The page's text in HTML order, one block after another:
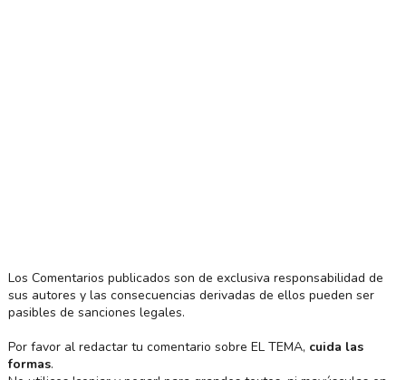
Los Comentarios publicados son de exclusiva responsabilidad de
sus autores y las consecuencias derivadas de ellos pueden ser
pasibles de sanciones legales.
Por favor al redactar tu comentario sobre EL TEMA, cuida las
formas.